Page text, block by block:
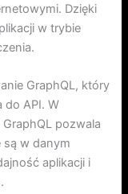
Dzięki
w trybie
GraphQL, który
do API. W
pozwala
są w danym
aplikacji i